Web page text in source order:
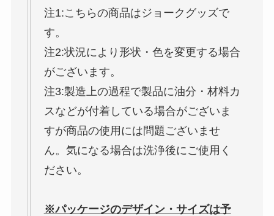
注1:こちらの商品はジョークグッズで
す。
注2:状況により形状・色を変更する場合
がございます。
注3:製造上の過程で製品に油分・材料カ
スなどが付着している場合がございま
すが商品の使用には問題ございませ
ん。気になる場合は洗浄後にご使用く
ださい。
※パッケージのデザイン・サイズは予